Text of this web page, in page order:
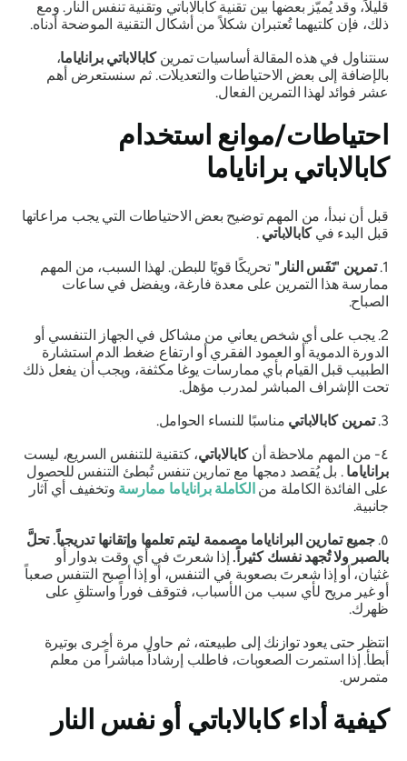
قليلاً، وقد يُميّز بعضها بينتقنية كابالاباتيوتقنية تنفس النار. ومع
ذلك، فإن كلتيهما تُعتبران شكلاً من أشكال التقنية الموضحة أدناه.
سنتناول في هذه المقالة أساسيات تمرينكابالاباتيبراناياما،
بالإضافة إلى بعض الاحتياطات والتعديلات. ثم سنستعرض أهم
عشر فوائد لهذا التمرين الفعال.
احتياطات/موانع استخدام
كابالاباتيبراناياما
قبل أن نبدأ، من المهم توضيح بعض الاحتياطات التي يجب مراعاتها
قبل البدء في كابالاباتي.
تمرين "نَفَس النار" تحريكًا قويًا للبطن. لهذا السبب، من المهم
ممارسة هذا التمرين على معدة فارغة، ويفضل في ساعات
الصباح.
2. يجب على أي شخص يعاني من مشاكل في الجهاز التنفسي أو
الدورة الدموية أو العمود الفقري أو ارتفاع ضغط الدم استشارة
الطبيب قبل القيام بأي ممارسات يوغا مكثفة، ويجب أن يفعل ذلك
تحت الإشراف المباشر لمدرب مؤهل.
تمرين كابالاباتيمناسبًا للنساء الحوامل.
كابالاباتي، كتقنية للتنفس السريع، ليست
براناياما. بل يُقصد دمجها مع تمارين تنفس تُبطئ التنفس للحصول
على الفائدة الكاملة منالكاملةبراناياماممارسةوتخفيف أي آثار
جانبية.
جميع تمارين البراناياما مصممة ليتم تعلمها وإتقانها تدريجياً. تحلَّ
بالصبر ولا تُجهد نفسك كثيراً. إذا شعرتَ في أي وقت بدوار أو
غثيان، أو إذا شعرتَ بصعوبة في التنفس، أو إذا أصبح التنفس صعباً
أو غير مريح لأي سبب من الأسباب، فتوقف فوراً واستلقِ على
ظهرك.
انتظر حتى يعود توازنك إلى طبيعته، ثم حاول مرة أخرى بوتيرة
أبطأ. إذا استمرت الصعوبات، فاطلب إرشاداً مباشراً من معلم
متمرس.
كيفية أداءكابالاباتيأو نفس النار